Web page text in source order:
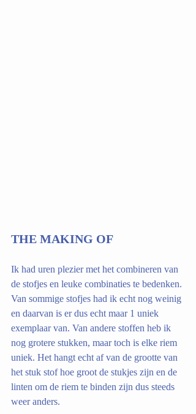
THE MAKING OF
Ik had uren plezier met het combineren van
de stofjes en leuke combinaties te bedenken.
Van sommige stofjes had ik echt nog weinig
en daarvan is er dus echt maar 1 uniek
exemplaar van. Van andere stoffen heb ik
nog grotere stukken, maar toch is elke riem
uniek. Het hangt echt af van de grootte van
het stuk stof hoe groot de stukjes zijn en de
linten om de riem te binden zijn dus steeds
weer anders.